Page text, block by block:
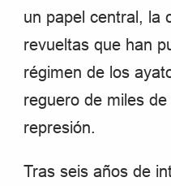
un papel central, la
revueltas que han
régimen de los
reguero de miles
represión.
Tras seis años de